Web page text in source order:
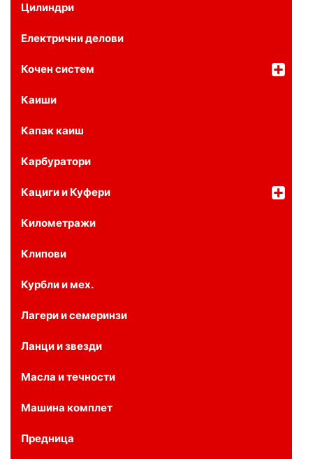
Цилиндри
Електрични делови
Кочен систем
Каиши
Капак каиш
Карбуратори
Кациги и Куфери
Километражи
Клипови
Курбли и мех.
Лагери и семеринзи
Ланци и звезди
Масла и течности
Машина комплет
Предница